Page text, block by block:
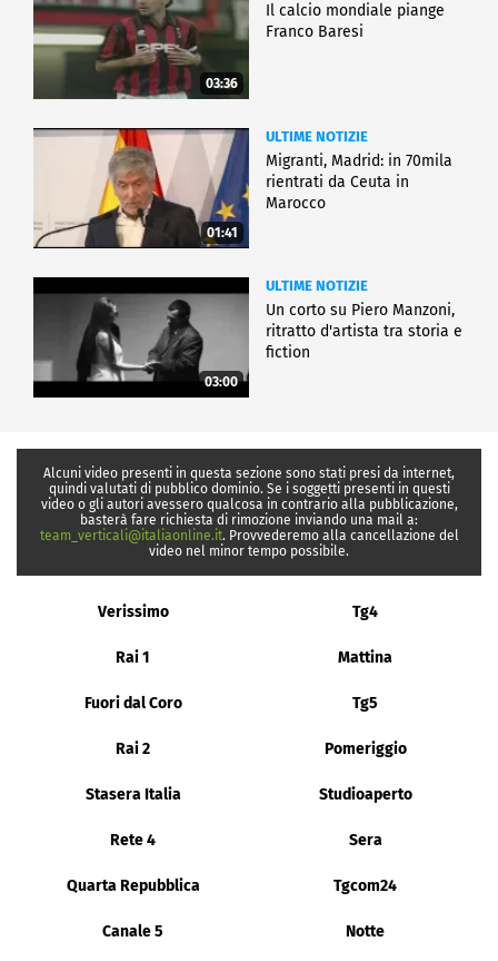
03:36
Il calcio mondiale piange
Franco Baresi
01:41
ULTIME NOTIZIE
Migranti, Madrid: in 70mila
rientrati da Ceuta in
Marocco
03:00
ULTIME NOTIZIE
Un corto su Piero Manzoni,
ritratto d'artista tra storia e
fiction
Alcuni video presenti in questa sezione sono stati presi da internet,
quindi valutati di pubblico dominio. Se i soggetti presenti in questi
video o gli autori avessero qualcosa in contrario alla pubblicazione,
basterà fare richiesta di rimozione inviando una mail a:
team_verticali@italiaonline.it. Provvederemo alla cancellazione del
video nel minor tempo possibile.
Verissimo Tg4
Rai 1 Mattina
Fuori dal Coro Tg5
Rai 2 Pomeriggio
Stasera Italia Studioaperto
Rete 4 Sera
Quarta Repubblica Tgcom24
Canale 5 Notte